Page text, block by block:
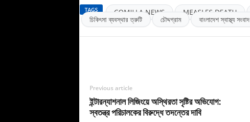
TAGS COMILLA NEWS MEASLES DEATH
চিকিৎসা ব্যবস্থার ত্রুটি চৌদ্দগ্রাম বাংলাদেশ স্বাস্থ্য সংবাদ
Previous article
ইন্টারন্যাশনাল লিজিংয়ে অস্থিরতা সৃষ্টির অভিযোগ:
স্বতন্ত্র পরিচালকের বিরুদ্ধে তদন্তের দাবি